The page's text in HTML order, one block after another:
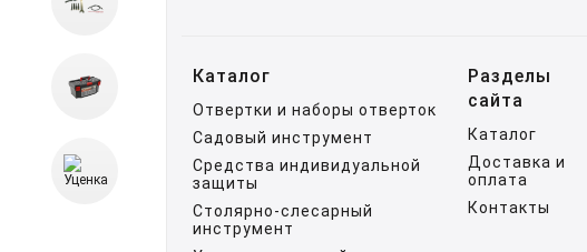
Каталог
Отвертки и наборы отверток
Садовый инструмент
Средства индивидуальной
защиты
Столярно-слесарный
инструмент
Разделы
сайта
Каталог
Доставка и
оплата
Контакты